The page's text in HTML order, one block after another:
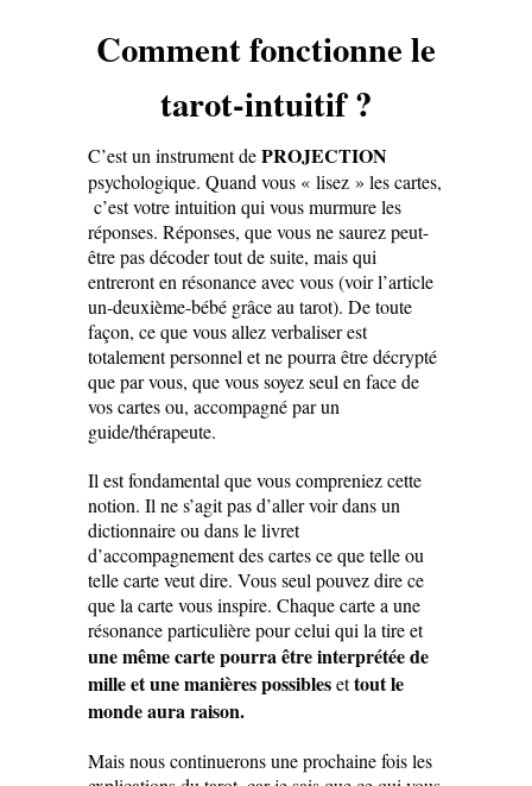
Comment fonctionne le
tarot-intuitif ?
C’est un instrument dePROJECTION
psychologique. Quand vous « lisez » les cartes,
c’est votre intuition qui vous murmure les
réponses. Réponses, que vous ne saurez peut-
être pas décoder tout de suite, mais qui
entreront en résonance avec vous (voir l’article
un-deuxième-bébé grâce au tarot). De toute
façon, ce que vous allez verbaliser est
totalement personnel et ne pourra être décrypté
que par vous, que vous soyez seul en face de
vos cartes ou, accompagné par un
guide/thérapeute.
Il est fondamental que vous compreniez cette
notion. Il ne s’agit pas d’aller voir dans un
dictionnaire ou dans le livret
d’accompagnement des cartes ce que telle ou
telle carte veut dire. Vous seul pouvez dire ce
que la carte vous inspire. Chaque carte a une
résonance particulière pour celui qui la tire et
une même carte pourra être interprétée de
mille et une manières possiblesettout le
monde aura raison.
Mais nous continuerons une prochaine fois les